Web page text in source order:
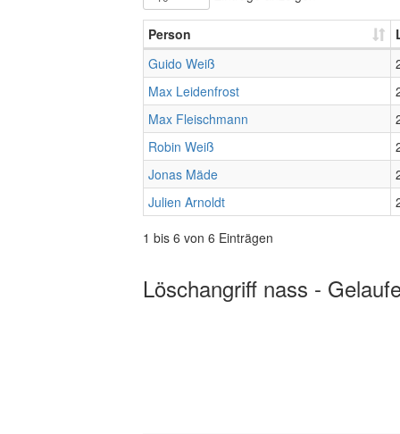
Person
Guido Weiß
Max Leidenfrost
Max Fleischmann
Robin Weiß
Jonas Mäde
Julien Arnoldt
1 bis 6 von 6 Einträgen
Löschangriff nass -